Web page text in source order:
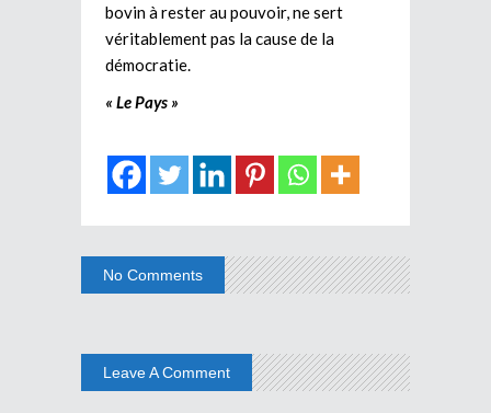
bovin à rester au pouvoir, ne sert
véritablement pas la cause de la
démocratie.
« Le Pays »
No Comments
Leave A Comment